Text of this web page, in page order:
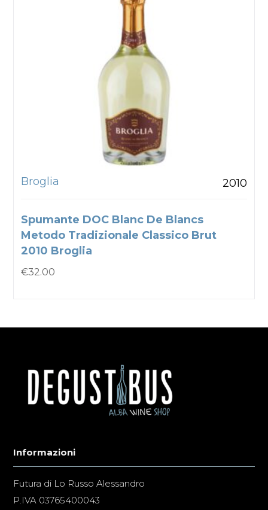
Broglia 2010
Spumante DOC Blanc De Blancs
Metodo Tradizionale Classico Brut
2010 Broglia
€32.00
Informazioni
Futura di Lo Russo Alessandro
P.IVA 03765400043